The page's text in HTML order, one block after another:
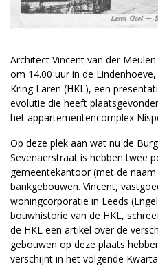
Architect Vincent van der
om 14.00 uur in de
Kring Laren (HKL), een
evolutie die heeft
het appartementencomplex
Op deze plek aan wat nu de
Sevenaerstraat is hebben twee
gemeentekantoor (met de naam
bankgebouwen. Vincent,
woningcorporatie in Leeds
bouwhistorie van de HKL,
de HKL een artikel over de
gebouwen op deze plaats
verschijnt in het volgende